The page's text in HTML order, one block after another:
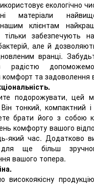
екологічно
матеріали
клієнтам
забезпечують
але й
вранці.
та задоволення
подорожувати, цей
тонкий, компактний і
брати його з собою
комфорту вашого
який час. Додатково
для ще більш
вашого топера.
високоякісну